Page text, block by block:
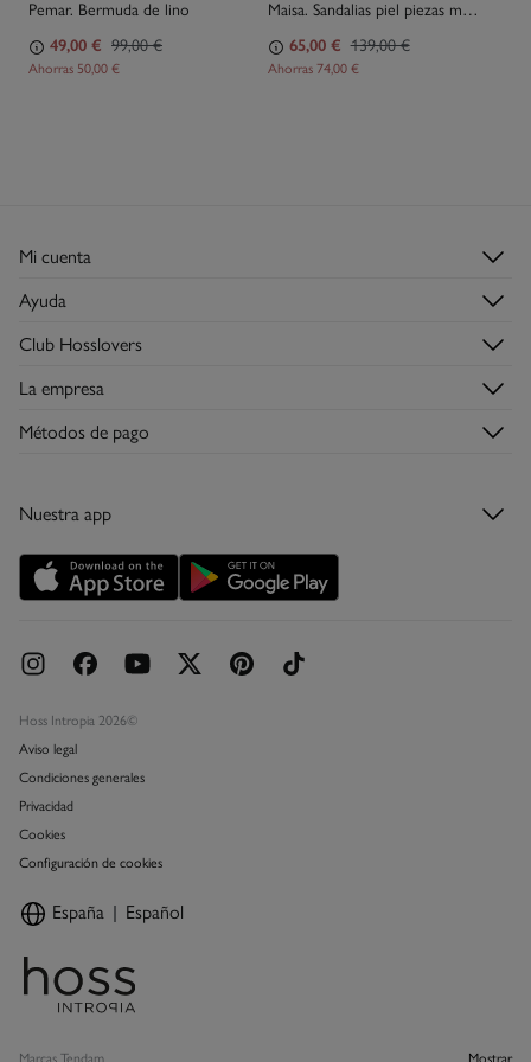
Pemar. Bermuda de lino
49,00 € 99,00 €
Ahorras 50,00 €
Maisa. Sandalias piel piezas metálicas
65,00 € 139,00 €
Ahorras74,00 €
Mi cuenta
Registrarme
Mis pedidos
Direcciones de envío
Ayuda
Envíos
Devoluciones
Tarjeta abono
Concursos y sorteos
Club Hosslovers
Hazte Hosslover →
La empresa
Descubre la app
Métodos de pago
Nuestra app
Hoss Intropia 2026©
Aviso legal
Condiciones generales
Privacidad
Cookies
Configuración de cookies
España Español
Marcas Tendam Mostrar